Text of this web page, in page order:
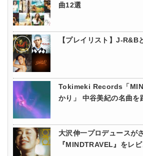
曲12選
【プレイリスト】J-R&B
Tokimeki Records「
かり」 中谷美紀の名曲を
大沢伸一プロデュースが
『MINDTRAVEL』をレ